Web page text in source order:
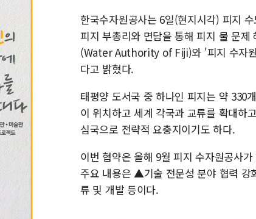
한국수자원공사는 6일(현지시각) 피지
피지 부총리와 면담을 통해 피지 물 문
(Water Authority of Fiji)와 '피지 수자
다고 밝혔다.
태평양 도서국 중 하나인 피지는 약 330
이 위치하고 세계 각국과 교류를 확대하
심국으로 전략적 요충지이기도 하다.
이번 협약은 올해 9월 피지 수자원공사
주요 내용은 ▲기술 전문성 분야 협력
류 및 개발 등이다.